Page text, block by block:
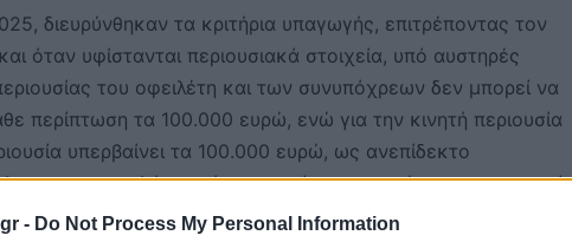
- Do Not Process My Personal Information
διευρύνθηκαν τα κριτήρια υπαγωγής, επιτρέποντας τον
όταν υφίστανται περιουσιακά στοιχεία, υπό αυστηρές
του οφειλέτη και των συνυπόχρεων δεν μπορεί να
περίπτωση τα 100.000 ευρώ, ενώ για την κινητή περιουσία
υπερβαίνει τα 100.000 ευρώ, ως ανεπίδεκτο
της οφειλής μετά την αφαίρεση ποσού που αντιστοιχεί